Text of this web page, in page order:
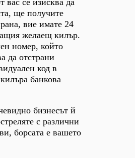
вас се изисква да
ще получите
вие имате 24
желаещ килър.
номер, който
да отстрани
код в
банкова
бизнесът й
с различни
борсата е вашето